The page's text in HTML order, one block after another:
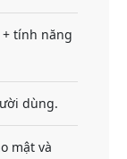
tính năng
dùng.
mật và